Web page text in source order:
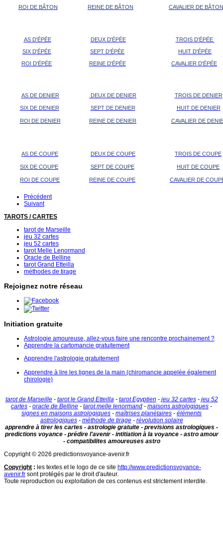
ROI DE BÂTON REINE DE BÂTON CAVALIER DE BÂTON
AS D'ÉPÉE DEUX D'ÉPÉE
TROIS D'ÉPÉE
SIX D'ÉPÉE
SEPT D'ÉPÉE
HUIT D'ÉPÉE
ROI D'ÉPÉE
REINE D'ÉPÉE CAVALIER D'ÉPÉE
AS DE DENIER DEUX DE DENIER TROIS DE DENIER
SIX DE DENIER SEPT DE DENIER HUIT DE DENIER
ROI DE DENIER REINE DE DENIER CAVALIER DE
AS DE COUPE DEUX DE COUPE TROIS DE COUPE
SIX DE COUPE SEPT DE COUPE HUIT DE COUPE
ROI DE COUPE REINE DE COUPE CAVALIER DE
Précédent
Suivant
TAROTS / CARTES
tarot de Marseille
jeu 32 cartes
jeu 52 cartes
tarot Melle Lenormand
Oracle de Belline
tarot Grand Etteilla
méthodes de tirage
Rejoignez notre réseau
Initiation gratuite
Astrologie amoureuse, allez-vous faire une rencontre prochainement ?
Apprendre la cartomancie gratuitement
Apprendre l'astrologie gratuitement
Apprendre à lire les lignes de la main (chiromancie appelée également
chirologie)
tarot de Marseille- tarot le Grand Etteilla- tarot Egyptien - jeu 32 cartes- jeu 52
cartes - oracle de Belline - tarot melle lenormand - maisons astrologiques -
signes en maisons astrologiques - maîtrises planétaires - éléments
astrologiques- méthode de tirage- révolution solaire
apprendre à tirer les cartes - astrologie gratuite - previsions astrologiques -
predictions voyance - prédire l'avenir - intitiation à la voyance - astro amour
- compatibilites amoureuses astro
Copyright © 2026 predictionsvoyance-avenir.fr
Copyright : les textes et le logo de ce site http://www.predictionsvoyance-
avenir.fr sont protégés par le droit d'auteur.
Toute reproduction ou exploitation de ces contenus est strictement interdite.